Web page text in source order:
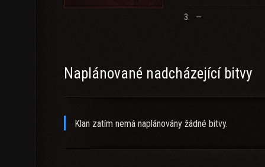
3. —
Naplánované nadcházející bitvy
Klan zatím nemá naplánovány žádné bitvy.